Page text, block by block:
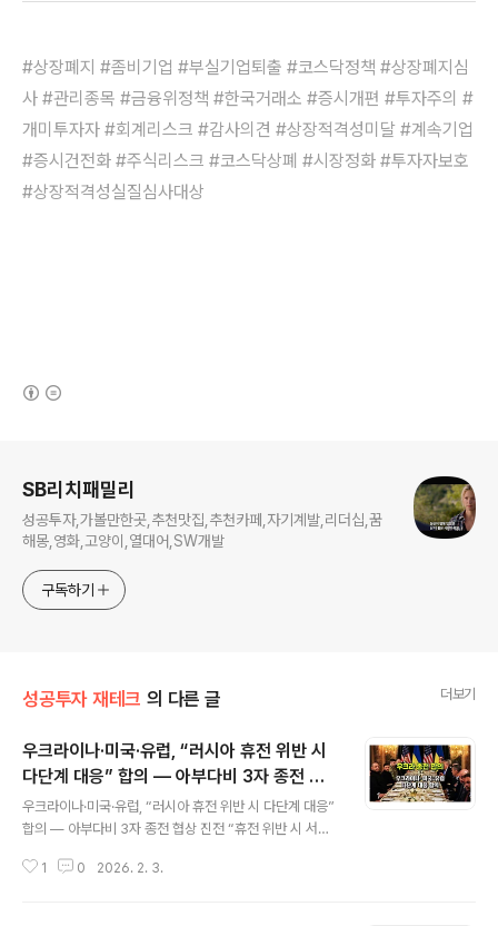
#상장폐지 #좀비기업 #부실기업퇴출 #코스닥정책 #상장폐지심
사 #관리종목 #금융위정책 #한국거래소 #증시개편 #투자주의 #
개미투자자 #회계리스크 #감사의견 #상장적격성미달 #계속기업
#증시건전화 #주식리스크 #코스닥상폐 #시장정화 #투자자보호
#상장적격성실질심사대상
SB리치패밀리
성공투자,가볼만한곳,추천맛집,추천카페,자기계발,리더십,꿈
해몽,영화,고양이,열대어,SW개발
구독하기
성공투자 재테크 의 다른 글 더보기
우크라이나·미국·유럽, “러시아 휴전 위반 시
다단계 대응” 합의 — 아부다비 3자 종전 협
상 진전
우크라이나·미국·유럽, “러시아 휴전 위반 시 다단계 대응”
합의 — 아부다비 3자 종전 협상 진전 “휴전 위반 시 서방
크라이나와 미국, 유럽 주요국이 러시아가 미래 휴전 협정
1 0 2026. 2. 3.